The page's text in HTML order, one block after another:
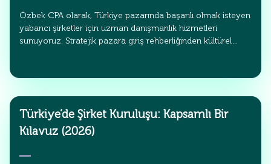
Özbek CPA olarak, Türkiye pazarında başarılı olmak isteyen
yabancı şirketler için uzman danışmanlık hizmetleri
sunuyoruz. Stratejik pazara giriş rehberliğinden kültürel…
Türkiye’de Şirket Kuruluşu: Kapsamlı Bir
Kılavuz (2026)